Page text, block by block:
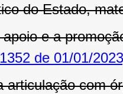
do Estado,
apoio e a
de 01/01/
articulação com